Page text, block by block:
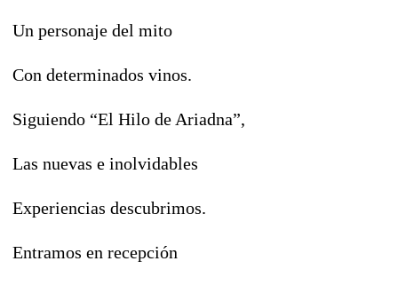
Un personaje del mito
Con determinados vinos.
Siguiendo “El Hilo de Ariadna”,
Las nuevas e inolvidables
Experiencias descubrimos.
Entramos en recepción